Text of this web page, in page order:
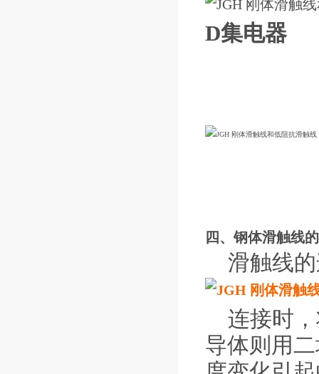
D集电器
四、钢体滑触线
滑触线的
连接时，
导体则用